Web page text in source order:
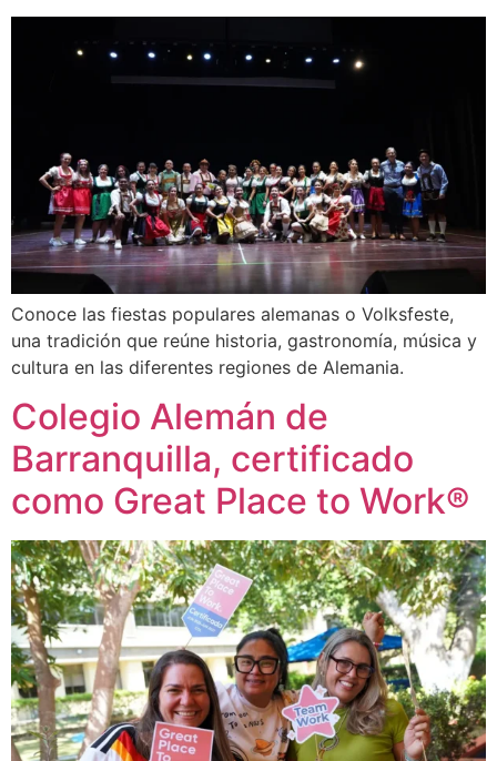
Conoce las fiestas populares alemanas o Volksfeste,
una tradición que reúne historia, gastronomía, música y
cultura en las diferentes regiones de Alemania.
Colegio Alemán de
Barranquilla, certificado
como Great Place to Work®​